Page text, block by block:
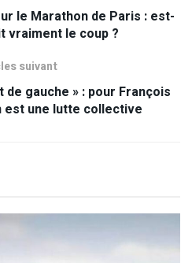
le Marathon de Paris : est-
vraiment le coup ?
suivant
gauche » : pour François
est une lutte collective